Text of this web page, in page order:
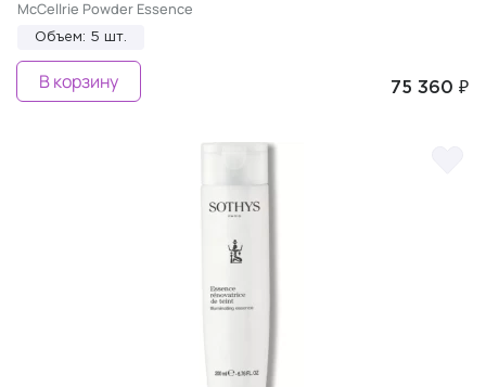
McCellrie Powder Essence
Объем: 5 шт.
75 360 ₽
В корзину